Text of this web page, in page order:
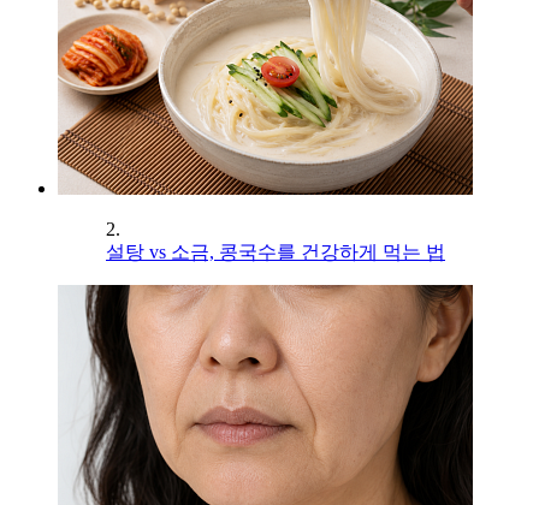
2.
설탕 vs 소금, 콩국수를 건강하게 먹는 법